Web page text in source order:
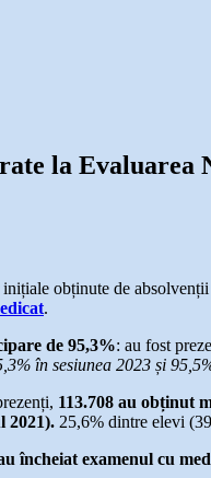
la Evaluarea
obținute de
.
de 95,3%: au fost
în sesiunea 2023 și
113.708 au obținut
2021). 25,6% dintre elevi
încheiat examenul cu